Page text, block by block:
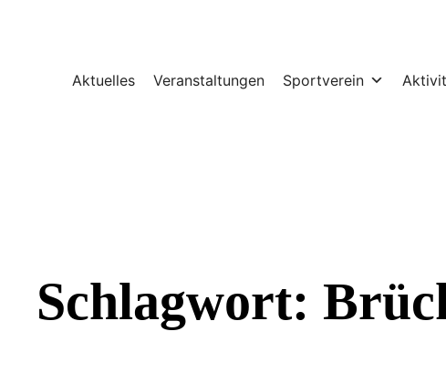
Aktuelles Veranstaltungen Sportverein
Schlagwort: